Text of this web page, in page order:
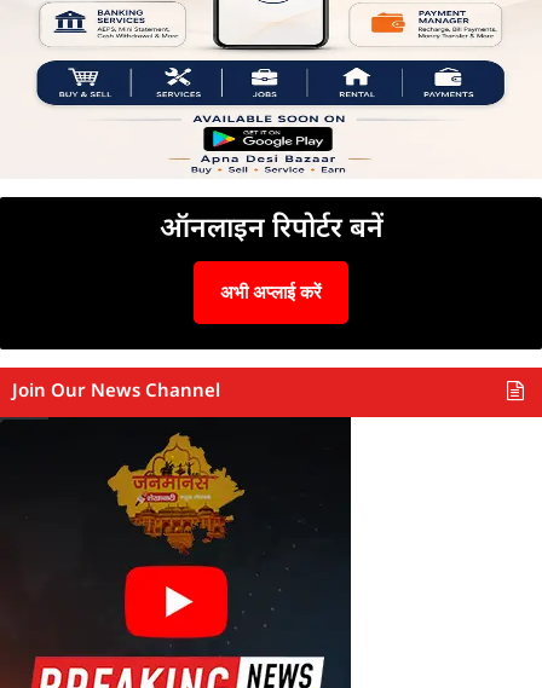
ऑनलाइन रिपोर्टर बनें
अभी अप्लाई करें
Join Our News Channel